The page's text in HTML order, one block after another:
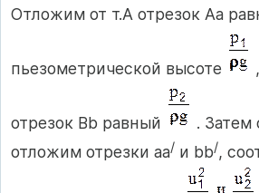
Отложим от т.А отрезок Аа
пьезометрической высоте
отрезок Вb равный
. Затем
отложим отрезки аа/ и bb/,